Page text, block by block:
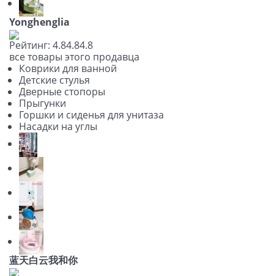
Yonghenglia
Рейтинг: 4.84.84.8
все товары этого продавца
Коврики для ванной
Детские стулья
Дверные стопоры
Прыгунки
Горшки и сиденья для унитаза
Насадки на углы
蓝天白云我和你